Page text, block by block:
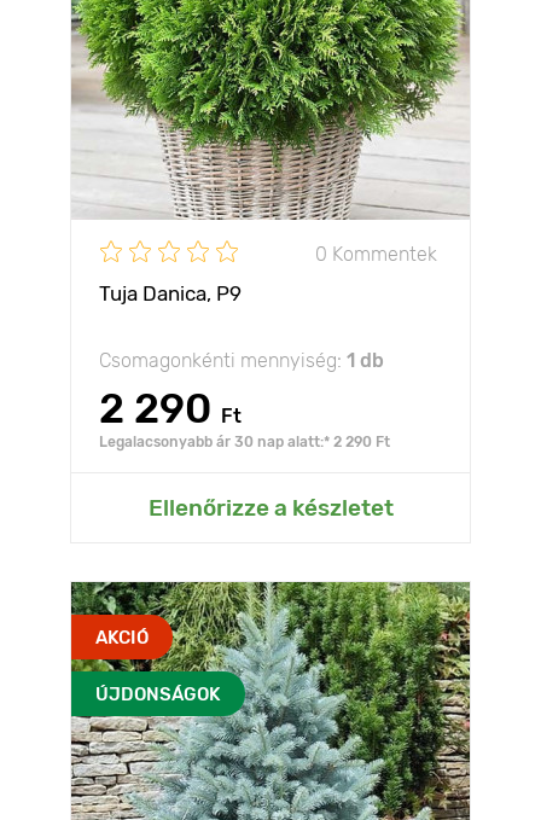
0 Kommentek
Tuja Danica, Р9
Csomagonkénti mennyiség: 1 db
2 290 Ft
Legalacsonyabb ár 30 nap alatt:* 2 290 Ft
Ellenőrizze a készletet
AKCIÓ
ÚJDONSÁGOK